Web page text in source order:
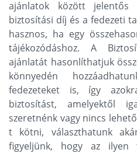
ajánlatok között
biztosítási díj és a fedezeti
hasznos, ha egy
tájékozódáshoz. A
ajánlatát hasonlíthatjuk
könnyedén
fedezeteket is, így
biztosítást, amelyektől
szeretnénk vagy nincs
t kötni, választhatunk
figyeljünk, hogy az ilyen